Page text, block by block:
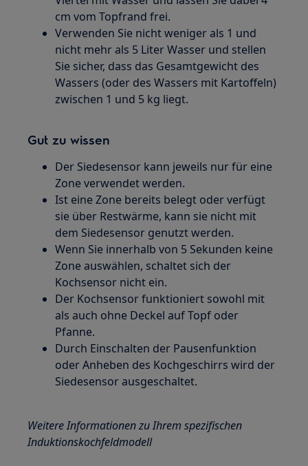
cm vom Topfrand frei.
Verwenden Sie nicht weniger als 1 und
nicht mehr als 5 Liter Wasser und stellen
Sie sicher, dass das Gesamtgewicht des
Wassers (oder des Wassers mit Kartoffeln)
zwischen 1 und 5 kg liegt.
Gut zu wissen
Der Siedesensor kann jeweils nur für eine
Zone verwendet werden.
Ist eine Zone bereits belegt oder verfügt
sie über Restwärme, kann sie nicht mit
dem Siedesensor genutzt werden.
Wenn Sie innerhalb von 5 Sekunden keine
Zone auswählen, schaltet sich der
Kochsensor nicht ein.
Der Kochsensor funktioniert sowohl mit
als auch ohne Deckel auf Topf oder
Pfanne.
Durch Einschalten der Pausenfunktion
oder Anheben des Kochgeschirrs wird der
Siedesensor ausgeschaltet.
Weitere Informationen zu Ihrem spezifischen
Induktionskochfeldmodell